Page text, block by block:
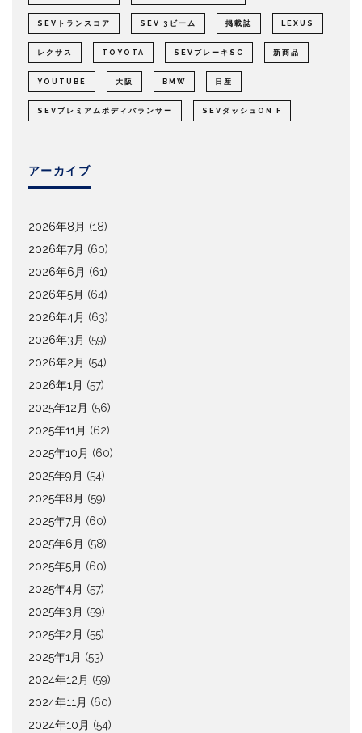
SEVトランスコア SEV 3ビーム 掲載誌 LEXUS
レクサス TOYOTA SEVブレーキSC 新商品
YOUTUBE 大阪 BMW 日産
SEVプレミアムボディバランサー SEVダッシュON F
アーカイブ
2026年8月 (18)
2026年7月 (60)
2026年6月 (61)
2026年5月 (64)
2026年4月 (63)
2026年3月 (59)
2026年2月 (54)
2026年1月 (57)
2025年12月 (56)
2025年11月 (62)
2025年10月 (60)
2025年9月 (54)
2025年8月 (59)
2025年7月 (60)
2025年6月 (58)
2025年5月 (60)
2025年4月 (57)
2025年3月 (59)
2025年2月 (55)
2025年1月 (53)
2024年12月 (59)
2024年11月 (60)
2024年10月 (54)